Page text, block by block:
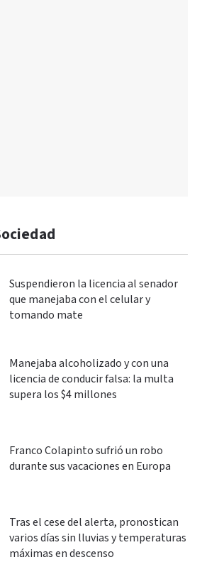
Suspendieron la licencia al senador
que manejaba con el celular y
tomando mate
Manejaba alcoholizado y con una
licencia de conducir falsa: la multa
supera los $4 millones
Franco Colapinto sufrió un robo
durante sus vacaciones en Europa
Tras el cese del alerta, pronostican
varios días sin lluvias y temperaturas
máximas en descenso